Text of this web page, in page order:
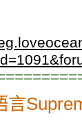
言